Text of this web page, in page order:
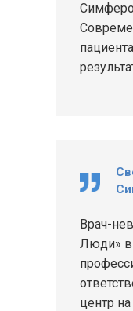
Врач-
Люди» в
центр